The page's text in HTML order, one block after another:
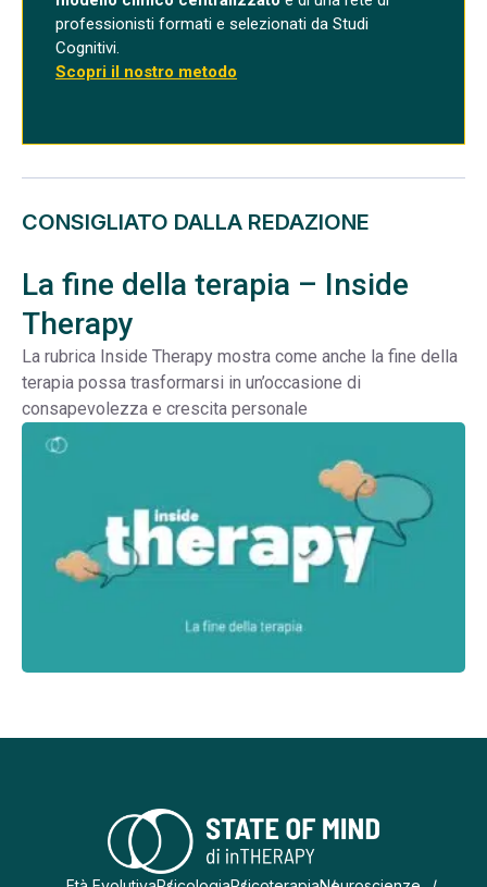
professionisti formati e selezionati da Studi
Cognitivi.
Scopri il nostro metodo
CONSIGLIATO DALLA REDAZIONE
La fine della terapia – Inside
Therapy
La rubrica Inside Therapy mostra come anche la fine della
terapia possa trasformarsi in un’occasione di
consapevolezza e crescita personale